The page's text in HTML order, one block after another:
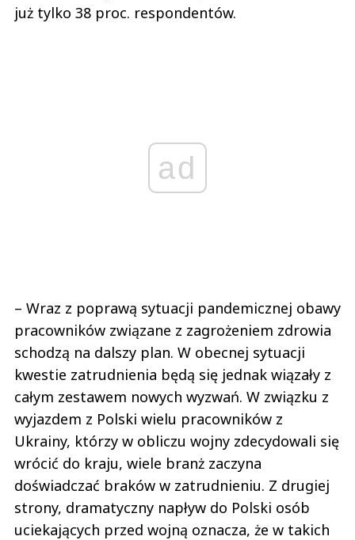
już tylko 38 proc. respondentów.
ad
– Wraz z poprawą sytuacji pandemicznej obawy
pracowników związane z zagrożeniem zdrowia
schodzą na dalszy plan. W obecnej sytuacji
kwestie zatrudnienia będą się jednak wiązały z
całym zestawem nowych wyzwań. W związku z
wyjazdem z Polski wielu pracowników z
Ukrainy, którzy w obliczu wojny zdecydowali się
wrócić do kraju, wiele branż zaczyna
doświadczać braków w zatrudnieniu. Z drugiej
strony, dramatyczny napływ do Polski osób
uciekających przed wojną oznacza, że w takich